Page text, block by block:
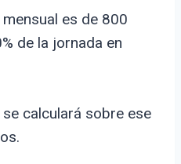
es de 800
de la jornada en
calculará sobre ese